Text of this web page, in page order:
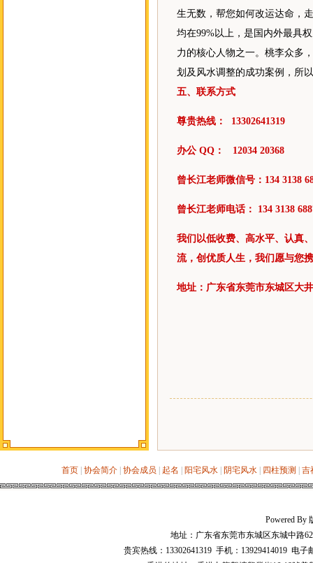
生无数，帮您如何改运达命，
均在99%以上，是国内外最具
力的核心人物之一。桃李众多
划及风水调整的成功案例，所
五、联系方式
尊贵热线： 13302641319
办公 QQ： 12034 20368
曾长江老师微信号：134 3138
曾长江老师电话： 134 3138
我们以低收费、高水平、认真
流，创优质人生，我们愿与您
地址：广东省东莞市东城区大
首页 协会简介 协会成员 起名 阳宅风水 阴宅风水 四柱预测 吉
Powered By
地址：广东省东莞市东城区东城中路
贵宾热线：13302641319 手机：13929414019 电